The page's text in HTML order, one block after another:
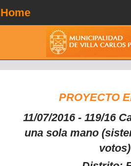
Home
PROYECTO
11/07/2016 - 119/16
una sola mano
votos)